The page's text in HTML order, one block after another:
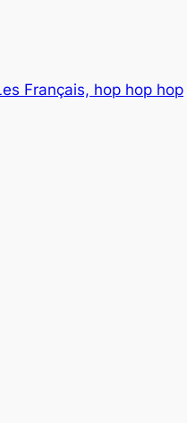
Français, hop hop hop